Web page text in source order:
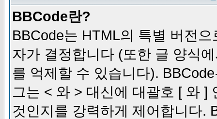
BBCode란?
BBCode는 HTML의 특별 버전
자가 결정합니다 (또한 글 양식
를 억제할 수 있습니다).
그는 < 와 > 대신에 대괄호 [ 와 ]
것인지를 강력하게 제어합니다.